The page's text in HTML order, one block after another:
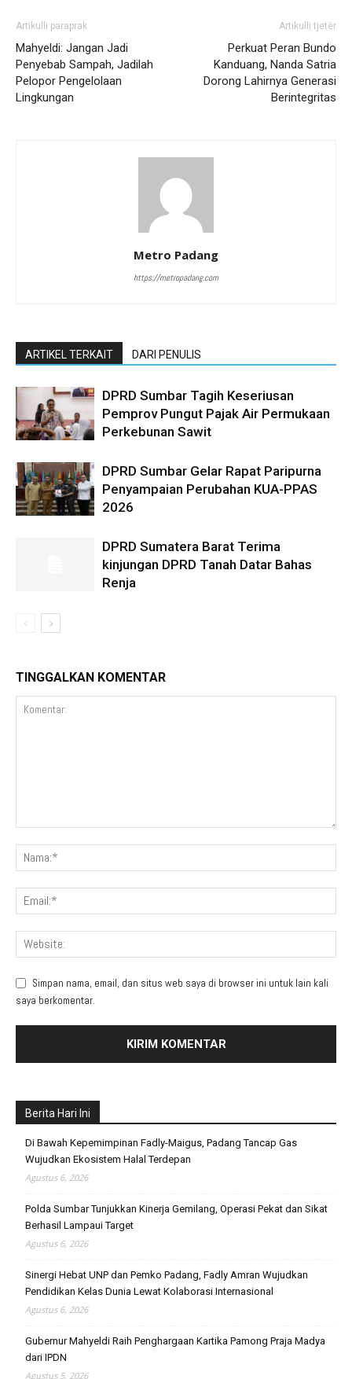
Artikulli paraprak
Mahyeldi: Jangan Jadi
Penyebab Sampah, Jadilah
Pelopor Pengelolaan
Lingkungan
Artikulli tjetër
Perkuat Peran Bundo
Kanduang, Nanda Satria
Dorong Lahirnya Generasi
Berintegritas
Metro Padang
https://metropadang.com
ARTIKEL TERKAIT DARI PENULIS
DPRD Sumbar Tagih Keseriusan
Pemprov Pungut Pajak Air Permukaan
Perkebunan Sawit
DPRD Sumbar Gelar Rapat Paripurna
Penyampaian Perubahan KUA-PPAS
2026
DPRD Sumatera Barat Terima
kinjungan DPRD Tanah Datar Bahas
Renja
TINGGALKAN KOMENTAR
Simpan nama, email, dan situs web saya di browser ini untuk lain kali
saya berkomentar.
Berita Hari Ini
Di Bawah Kepemimpinan Fadly-Maigus, Padang Tancap Gas
Wujudkan Ekosistem Halal Terdepan
Agustus 6, 2026
Polda Sumbar Tunjukkan Kinerja Gemilang, Operasi Pekat dan Sikat
Berhasil Lampaui Target
Agustus 6, 2026
Sinergi Hebat UNP dan Pemko Padang, Fadly Amran Wujudkan
Pendidikan Kelas Dunia Lewat Kolaborasi Internasional
Agustus 6, 2026
Gubernur Mahyeldi Raih Penghargaan Kartika Pamong Praja Madya
dari IPDN
Agustus 5, 2026